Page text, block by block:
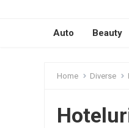
Auto Beauty
Home Diverse